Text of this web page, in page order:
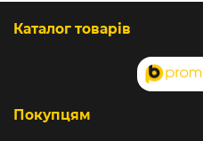
Каталог товарів
Покупцям